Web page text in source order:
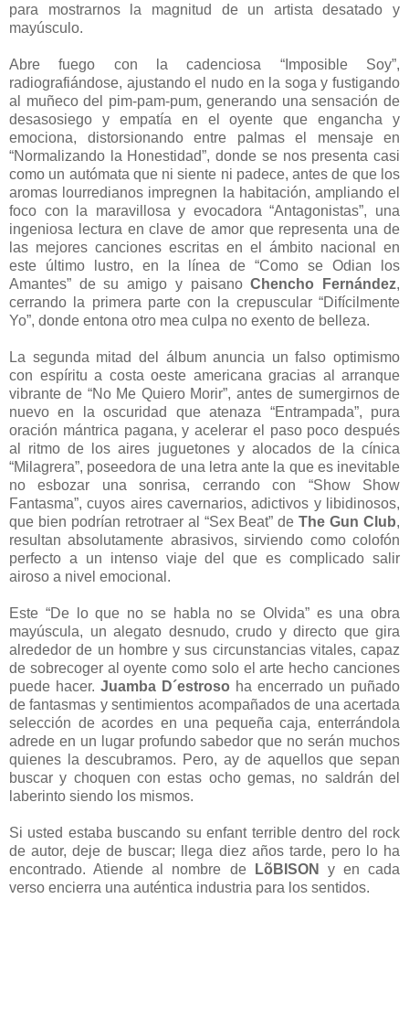
para mostrarnos la magnitud de un artista desatado y
mayúsculo.
Abre fuego con la cadenciosa “Imposible Soy”,
radiografiándose, ajustando el nudo en la soga y fustigando
al muñeco del pim-pam-pum, generando una sensación de
desasosiego y empatía en el oyente que engancha y
emociona, distorsionando entre palmas el mensaje en
“Normalizando la Honestidad”, donde se nos presenta casi
como un autómata que ni siente ni padece, antes de que los
aromas lourredianos impregnen la habitación, ampliando el
foco con la maravillosa y evocadora “Antagonistas”, una
ingeniosa lectura en clave de amor que representa una de
las mejores canciones escritas en el ámbito nacional en
este último lustro, en la línea de “Como se Odian los
Amantes” de su amigo y paisanoChencho Fernández,
cerrando la primera parte con la crepuscular “Difícilmente
Yo”, donde entona otro mea culpa no exento de belleza.
La segunda mitad del álbum anuncia un falso optimismo
con espíritu a costa oeste americana gracias al arranque
vibrante de “No Me Quiero Morir”, antes de sumergirnos de
nuevo en la oscuridad que atenaza “Entrampada”, pura
oración mántrica pagana, y acelerar el paso poco después
al ritmo de los aires juguetones y alocados de la cínica
“Milagrera”, poseedora de una letra ante la que es inevitable
no esbozar una sonrisa, cerrando con “Show Show
Fantasma”, cuyos aires cavernarios, adictivos y libidinosos,
que bien podrían retrotraer al “Sex Beat” deThe Gun Club,
resultan absolutamente abrasivos, sirviendo como colofón
perfecto a un intenso viaje del que es complicado salir
airoso a nivel emocional.
Este “De lo que no se habla no se Olvida” es una obra
mayúscula, un alegato desnudo, crudo y directo que gira
alrededor de un hombre y sus circunstancias vitales, capaz
de sobrecoger al oyente como solo el arte hecho canciones
puede hacer. Juamba D´estroso ha encerrado un puñado
de fantasmas y sentimientos acompañados de una acertada
selección de acordes en una pequeña caja, enterrándola
adrede en un lugar profundo sabedor que no serán muchos
quienes la descubramos. Pero, ay de aquellos que sepan
buscar y choquen con estas ocho gemas, no saldrán del
laberinto siendo los mismos.
Si usted estaba buscando su enfant terrible dentro del rock
de autor, deje de buscar; llega diez años tarde, pero lo ha
encontrado. Atiende al nombre deLõBISON
y en cada
verso encierra una auténtica industria para los sentidos.